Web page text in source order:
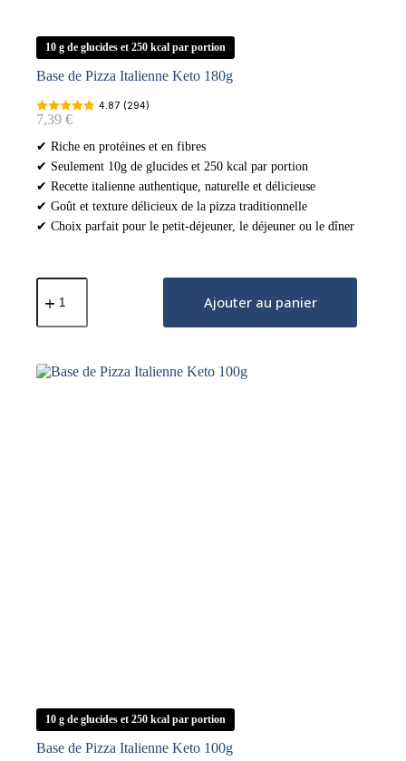
10 g de glucides et 250 kcal par portion
Base de Pizza Italienne Keto 180g
4.87 (294)
7,39 €
✔ Riche en protéines et en fibres
✔ Seulement 10g de glucides et 250 kcal par portion
✔ Recette italienne authentique, naturelle et délicieuse
✔ Goût et texture délicieux de la pizza traditionnelle
✔ Choix parfait pour le petit-déjeuner, le déjeuner ou le dîner
quantité
de
de
Italienne
Keto
Ajouter au panier
10 g de glucides et 250 kcal par portion
Base de Pizza Italienne Keto 100g